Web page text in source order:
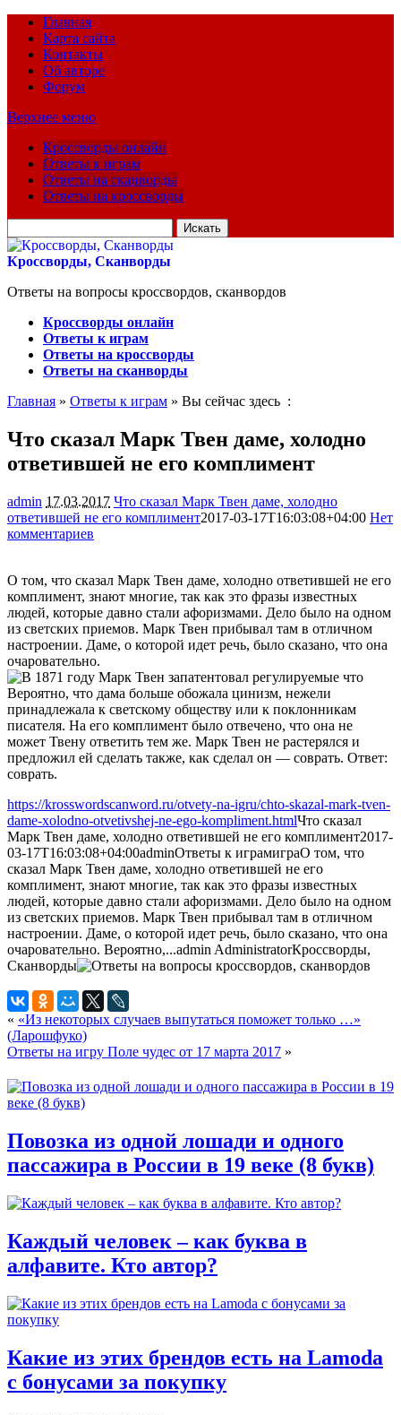
Главная
Карта сайта
Контакты
Об авторе
Форум
Верхнее меню
Кроссворды онлайн
Ответы к играм
Ответы на сканворды
Ответы на кроссворды
для:
Кроссворды, Сканворды
Ответы на вопросы кроссвордов, сканвордов
Кроссворды онлайн
Ответы к играм
Ответы на кроссворды
Ответы на сканворды
Главная » Ответы к играм » Вы сейчас здесь :
Что сказал Марк Твен даме, холодно
ответившей не его комплимент
admin 17.03.2017 Что сказал Марк Твен даме, холодно
ответившей не его комплимент2017-03-17T16:03:08+04:00 Нет
комментариев
О том, что сказал Марк Твен даме, холодно ответившей не его
комплимент, знают многие, так как это фразы известных
людей, которые давно стали афоризмами. Дело было на одном
из светских приемов. Марк Твен прибывал там в отличном
настроении. Даме, о которой идет речь, было сказано, что она
очаровательно.
Вероятно, что дама больше обожала цинизм, нежели
принадлежала к светскому обществу или к поклонникам
писателя. На его комплимент было отвечено, что она не
может Твену ответить тем же. Марк Твен не растерялся и
предложил ей сделать также, как сделал он — соврать. Ответ:
соврать.
https://krosswordscanword.ru/otvety-na-igru/chto-skazal-mark-tven-
dame-xolodno-otvetivshej-ne-ego-kompliment.htmlЧто сказал
Марк Твен даме, холодно ответившей не его комплимент2017-
03-17T16:03:08+04:00adminОтветы к играмиграО том, что
сказал Марк Твен даме, холодно ответившей не его
комплимент, знают многие, так как это фразы известных
людей, которые давно стали афоризмами. Дело было на одном
из светских приемов. Марк Твен прибывал там в отличном
настроении. Даме, о которой идет речь, было сказано, что она
очаровательно. Вероятно,...admin AdministratorКроссворды,
Сканворды
« «Из некоторых случаев выпутаться поможет только …»
(Ларошфуко)
Ответы на игру Поле чудес от 17 марта 2017 »
Повозка из одной лошади и одного
пассажира в России в 19 веке (8 букв)
Каждый человек – как буква в
алфавите. Кто автор?
Какие из этих брендов есть на Lamoda
с бонусами за покупку